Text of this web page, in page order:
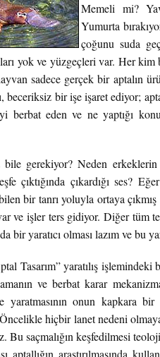
Memeli mi?
Yumurta
çoğunu suda
yok ve yüzgeçleri var. Her kim
sadece gerçek bir aptalın
beceriksiz bir işe işaret ediyor;
berbat eden ve ne yaptığı
bile gerekiyor? Neden
çıktığında çıkardığı ses?
bir tanrı yoluyla ortaya
ve işler ters gidiyor. Diğer tüm
bir yaratıcı olması lazım ve bu
Tasarım” yaratılış işlemindeki
ve berbat karar
onun kapkara
hiçbir lanet nedeni
Bu saçmalığın keşfedilmesi
aptallığın araştırılmasında